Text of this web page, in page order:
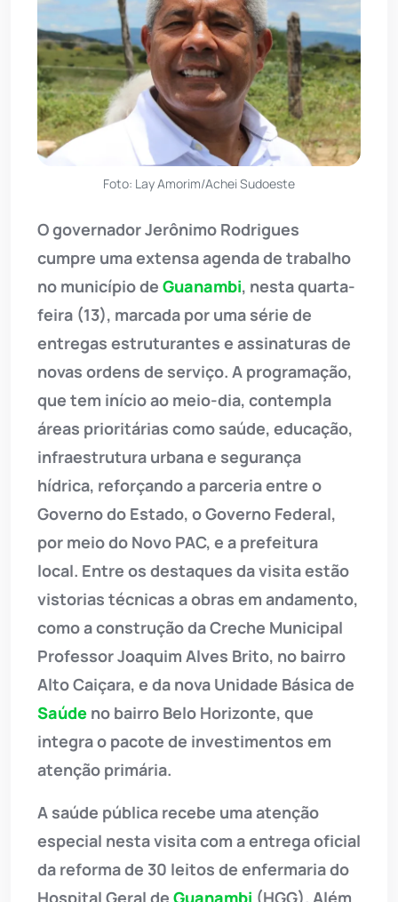
Foto: Lay Amorim/Achei Sudoeste
O governador Jerônimo Rodrigues
cumpre uma extensa agenda de trabalho
no município de Guanambi, nesta quarta-
feira (13), marcada por uma série de
entregas estruturantes e assinaturas de
novas ordens de serviço. A programação,
que tem início ao meio-dia, contempla
áreas prioritárias como saúde, educação,
infraestrutura urbana e segurança
hídrica, reforçando a parceria entre o
Governo do Estado, o Governo Federal,
por meio do Novo PAC, e a prefeitura
local. Entre os destaques da visita estão
vistorias técnicas a obras em andamento,
como a construção da Creche Municipal
Professor Joaquim Alves Brito, no bairro
Alto Caiçara, e da nova Unidade Básica de
Saúde no bairro Belo Horizonte, que
integra o pacote de investimentos em
atenção primária.
A saúde pública recebe uma atenção
especial nesta visita com a entrega oficial
da reforma de 30 leitos de enfermaria do